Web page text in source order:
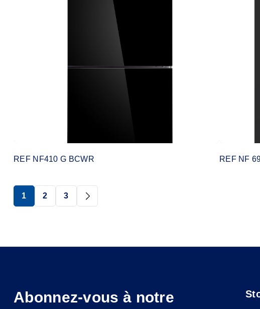
REF NF410 G BCWR REF NF
1 2 3
Abonnez-vous à notre